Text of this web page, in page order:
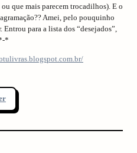
que mais parecem trocadilhos). E o
Amei, pelo pouquinho
Entrou para a lista dos “desejados”,
*